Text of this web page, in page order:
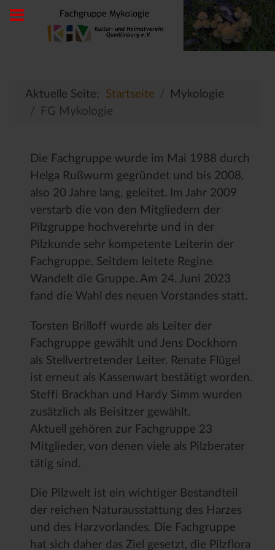
Aktuelle Seite: Startseite
Mykologie
FG Mykologie
Die Fachgruppe wurde im Mai 1988 durch
Helga Rußwurm gegründet und bis 2008,
also 20 Jahre lang, geleitet. Im Jahr 2009
verstarb die von den Mitgliedern der
Pilzgruppe hochverehrte und in der
Pilzkunde sehr kompetente Leiterin der
Fachgruppe. Seitdem leitete Regine
Wandelt die Gruppe. Am 24. Juni 2023
fand die Wahl des neuen Vorstandes statt.
Torsten Brilloff wurde als Leiter der
Fachgruppe gewählt und Jens Dockhorn
als Stellvertretender Leiter. Renate Flügel
ist erneut als Kassenwart bestätigt worden.
Steffi Brackhan und Hardy Simm wurden
zusätzlich als Beisitzer gewählt.
Aktuell gehören zur Fachgruppe 23
Mitglieder, von denen viele als Pilzberater
tätig sind.
Die Pilzwelt ist ein wichtiger Bestandteil
der reichen Naturausstattung des Harzes
und des Harzvorlandes. Die Fachgruppe
hat sich daher das Ziel gesetzt, die Pilzflora